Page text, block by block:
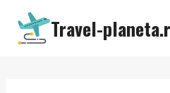
Перейти
содержимому
Travel-